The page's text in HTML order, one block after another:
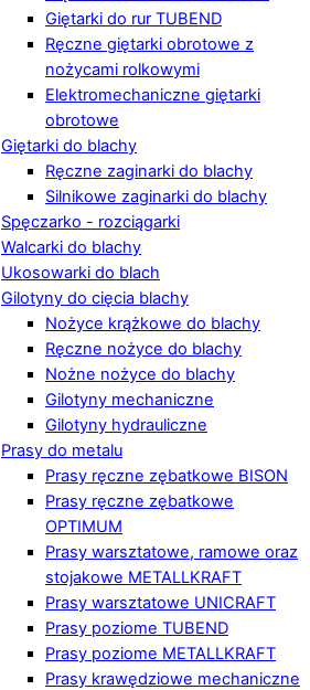
Giętarki do rur TUBEND
Ręczne giętarki obrotowe z
nożycami rolkowymi
Elektromechaniczne giętarki
obrotowe
Giętarki do blachy
Ręczne zaginarki do blachy
Silnikowe zaginarki do blachy
Spęczarko - rozciągarki
Walcarki do blachy
Ukosowarki do blach
Gilotyny do cięcia blachy
Nożyce krążkowe do blachy
Ręczne nożyce do blachy
Nożne nożyce do blachy
Gilotyny mechaniczne
Gilotyny hydrauliczne
Prasy do metalu
Prasy ręczne zębatkowe BISON
Prasy ręczne zębatkowe
OPTIMUM
Prasy warsztatowe, ramowe oraz
stojakowe METALLKRAFT
Prasy warsztatowe UNICRAFT
Prasy poziome TUBEND
Prasy poziome METALLKRAFT
Prasy krawędziowe mechaniczne